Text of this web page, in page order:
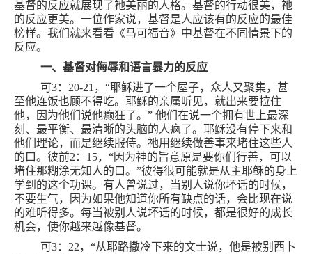
基督的反应就展现了祂美丽的人格。基督的行动很美，祂
的反应更美。一位作家说，基督是人应该有的反应的最佳
榜样。我们就来看看《马可福音》中基督在不同情景下的
反应。
一、基督对侮辱和语言暴力的反应
可3： 20-21 ，“耶稣进了一个屋子，众人又聚集，甚
至他连饭也顾不得吃。耶稣的亲属听见，就出来要拉住
他，因为他们说他癫狂了。” 他们在说一个拥有世上最深
刻、最平衡、最清晰的头脑的人疯了。耶稣没有停下来和
他们理论，而是继续服侍。祂用继续做善事来堵住这些人
的口。彼前2 ： 15，“因为神的旨意原是要你们行善，可以
堵住那糊涂无知人的口。”彼得很可能就是从主耶稣的身上
学到的这个功课。有人曾说过，当别人说你坏话的时候，
不要生气，因为如果他知道你所有缺点的话，会比现在说
的难听得多。每当被别人说坏话的时候，都是很好的成长
机会，使你越来越像基督。
可3： 22，“从耶路撒冷下来的文士说，他是被别西卜